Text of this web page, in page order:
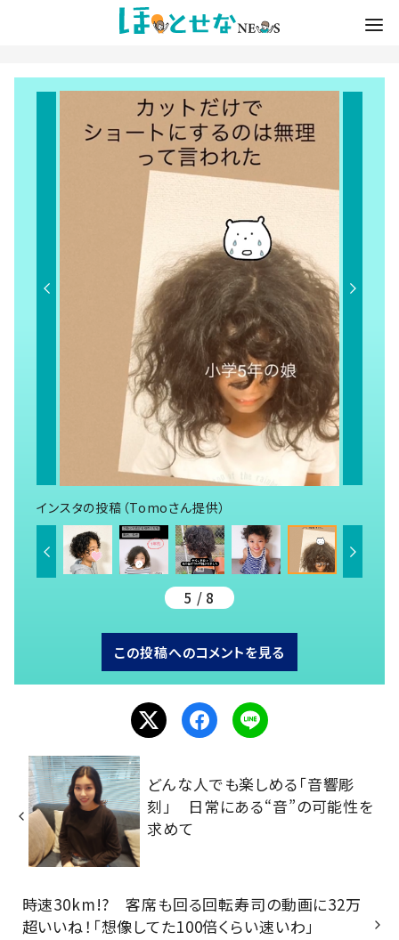
インスタの投稿（Tomoさん提供）
5 / 8
この投稿へのコメントを見る
どんな人でも楽しめる「音響彫
刻」 日常にある“音”の可能性を
求めて
時速30km!? 客席も回る回転寿司の動画に32万
超いいね！「想像してた100倍くらい速いわ」